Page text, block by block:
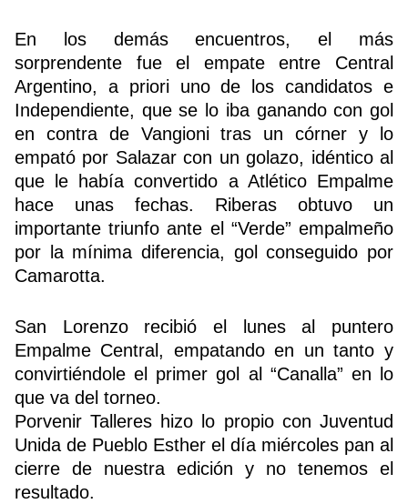
En los demás encuentros, el más
sorprendente fue el empate entre Central
Argentino, a priori uno de los candidatos e
Independiente, que se lo iba ganando con gol
en contra de Vangioni tras un córner y lo
empató por Salazar con un golazo, idéntico al
que le había convertido a Atlético Empalme
hace unas fechas. Riberas obtuvo un
importante triunfo ante el “Verde” empalmeño
por la mínima diferencia, gol conseguido por
Camarotta.
San Lorenzo recibió el lunes al puntero
Empalme Central, empatando en un tanto y
convirtiéndole el primer gol al “Canalla” en lo
que va del torneo.
Porvenir Talleres hizo lo propio con Juventud
Unida de Pueblo Esther el día miércoles pan al
cierre de nuestra edición y no tenemos el
resultado.